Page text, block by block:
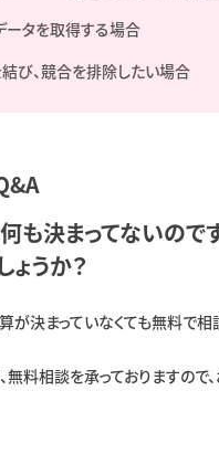
ータを取得する場合
び、競合を排除したい場合
も決まってないので
ょうか？
が決まっていなくても無料で相
無料相談を承っておりますので